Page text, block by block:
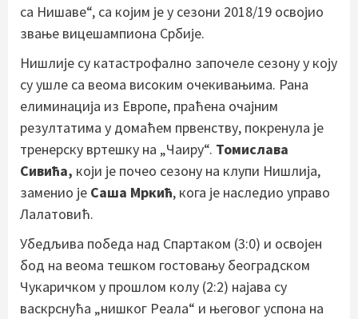
са Нишаве“, са којим је у сезони 2018/19 освојио
звање вицешампиона Србије.
Нишлије су катастрофално започеле сезону у коју
су ушле са веома високим очекивањима. Рана
елиминација из Европе, праћена очајним
резултатима у домаћем првенству, покренула је
тренерску вртешку на „Чаиру“. Томислава
Сивића, који је почео сезону на клупи Нишлија,
заменио је Саша Мркић, кога је наследио управо
Лалатовић.
Убедљива победа над Спартаком (3:0) и освојен
бод на веома тешком гостовању београдском
Чукаричком у прошлом колу (2:2) најава су
васкрснућа „нишког Реала“ и његовог успона на